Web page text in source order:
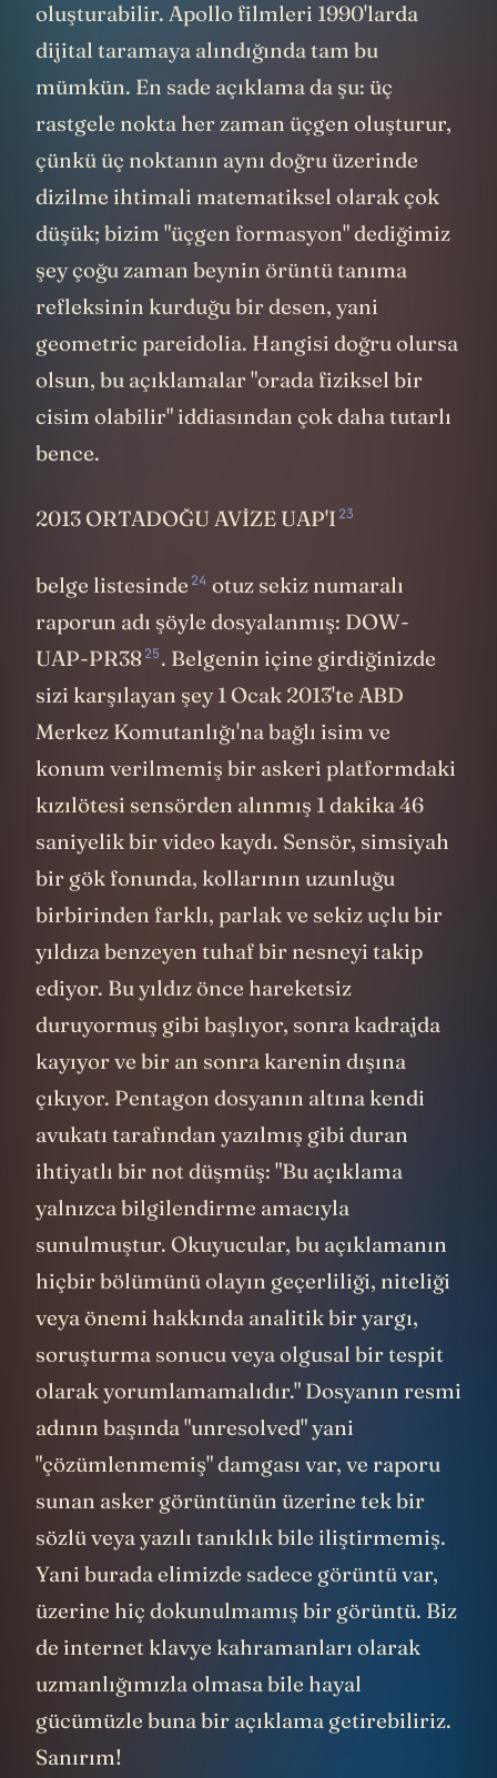
görüntünün asıl konusu olan bronz cismi
kapsamıyor; sadece onun üzerine
yerleştirildiği o boş çayırı kapsıyor.
Alanında söz sahibi olan araştırma
kurumlarının ve bilim insanlarının,
yayımlanan bu 162 belgeye nasıl bir
analitik çerçeveden yaklaştığını bilmek
isteyenler için biraz da onları aktarayım.
HarvardÜniversitesi astrofizikçisi ve
uzayda teknolojik izler arayanGalileo
Project'in 44kurucusu Avi Loeb 45, verilerin
internete düşmesinden hemen sonra
temkinli bir sınır çizmiş. Kendisini 3i Atlas
Çünkü her ne kadar Loeb'in temel duruşu
skeptik olsa da bir yandan evrenin
barındırdığı o sonsuz sürprizlere kapısını
kapatmayan bir bilim insanının esnekliği
imajını da kurmaya çalışıyor. 3i Atlas
fenomeninde bu konuda epeyce bir esnek
yorum yapmıştı. Ama bakın o bile
yayımlanan bu spesifik belge setinin içinde
insan dışı bir kökene işaret eden
olağanüstü hiçbir kanıt bulunmadığını
söylemiş. Asıl problemin Pentagon'un
yayımladığı bazı görüntülerden zaman,
konum, yükseklik ve cihaz kalibrasyonu
gibi bağlamı kuracak o hayati verilerin
silinmiş olması olduğunu da vurguluyor.
Dünyanın farklı köşelerine dağılmış
teleskoplar ve parçacık hızlandırıcıları
evrenin sırrını çözmeye çalışırken, hiçbir
araştırmacı nerede ve hangi şartlarda
çekildiği belli olmayan, sadece hareket
eden birkaç gri pikselden ibaret bir askeri
video karesi üzerinden bilimsel bir teori
inşa edemez. İşte böyle referanssız
görüntüleri şeffaflık maskesi altında
internete salmanın modern bilime hiçbir
somut katkısı olamaz.
Bu süslü web sitesinin içinde kaybolmadan
altlarda bir yerde duran asıl kaynak
bağlantısını keşfederseniz AARO diye bir
başka resmi web sitesi olduğunu
görüyorsunuz. İşte o AARO 2024 raporu47,
dünyada doğrulanabilir hiçbir uzaylı kanıtı